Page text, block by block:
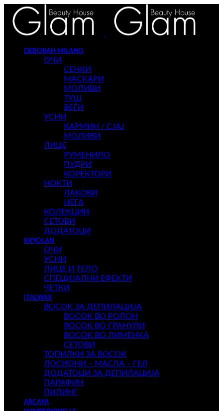
DEBORAH MILANO
ОЧИ
СЕНКИ
МАСКАРИ
МОЛИВИ
ТУШ
ВЕЃИ
УСНИ
КАРМИН / СЈАЈ
МОЛИВИ
ЛИЦЕ
РУМЕНИЛО
ПУДРИ
КОРЕКТОРИ
НОКТИ
ЛАКОВИ
НЕГА
КОЛЕКЦИИ
СЕТОВИ
ДОДАТОЦИ
KRYOLAN
ОЧИ
УСНИ
ЛИЦЕ И ТЕЛО
СПЕЦИЈАЛНИ ЕФЕКТИ
ЧЕТКИ
ITALWAX
ВОСОК ЗА ДЕПИЛАЦИЈА
ВОСОК ВО РОЛОН
ВОСОК ВО ГРАНУЛИ
ВОСОК ВО ЛИМЕНКА
СЕТОВИ
ТОПИЛКИ ЗА ВОСОК
ЛОСИОНИ – МАСЛА – ГЕЛ
ДОДАТОЦИ ЗА ДЕПИЛАЦИЈА
ПАРАФИН
ПИЛИНГ
ARCAYA